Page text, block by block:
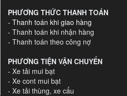
PHƯƠNG THỨC THANH TOÁN
- Thanh toán khi giao hàng
- Thanh toán khi nhận hàng
- Thanh toán theo công nợ
PHƯƠNG TIỆN VẬN CHUYỂN
- Xe tải mui bạt
- Xe cont mui bạt
- Xe tải thùng, xe cẩu